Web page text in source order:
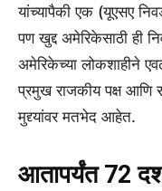
यांच्यापैकी एक (यूएसए
पण खुद्द अमेरिकेसाठी ही
अमेरिकेच्या लोकशाहीने
प्रमुख राजकीय पक्ष आणि
मुद्द्यांवर मतभेद आहेत.
आतापर्यंत 72